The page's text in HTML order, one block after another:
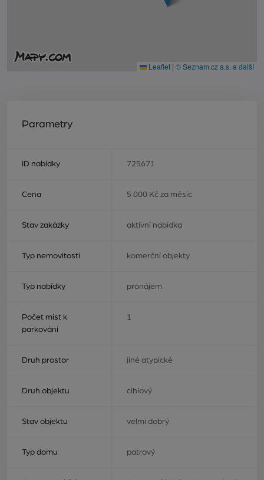
Leaflet | © Seznam.cz a.s. a další
Parametry
ID nabídky 725671
Cena 5 000 Kč za měsíc
Stav zakázky aktivní nabídka
Typ nemovitosti komerční objekty
Typ nabídky pronájem
Počet míst k
parkování
1
Druh prostor jiné atypické
Druh objektu cihlový
Stav objektu velmi dobrý
Typ domu patrový